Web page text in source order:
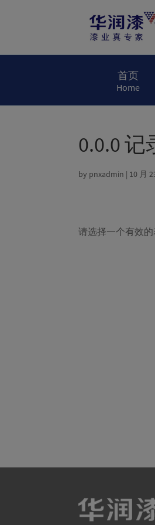
首页
Home
0.0.0 记
by pnxadmin | 10 月
请选择一个有效